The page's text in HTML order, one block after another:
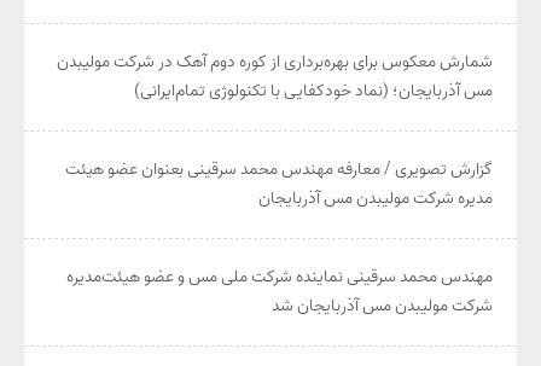
شمارش معکوس برای بهره‌برداری از کوره دوم آهک در شرکت مولیبدن
مس آذربایجان؛ (نماد خودکفایی با تکنولوژی تمام‌ایرانی)
گزارش تصویری / معارفه مهندس محمد سرقینی بعنوان عضو هیئت‌
مدیره شرکت مولیبدن مس آذربایجان
مهندس محمد سرقینی نماینده شرکت ملی مس و عضو هیئت‌مدیره
شرکت مولیبدن مس آذربایجان شد